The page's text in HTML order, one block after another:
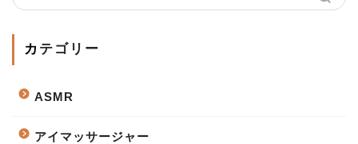
カテゴリー
ASMR
アイマッサージャー